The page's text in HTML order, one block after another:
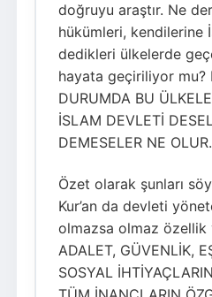
doğruyu araştır. Ne
hükümleri, kendilerine
dedikleri ülkelerde
hayata geçiriliyor mu?
DURUMDA BU
İSLAM DEVLETİ
DEMESELER NE OLUR.
Özet olarak şunları
Kur’an da devleti
olmazsa olmaz özellik
ADALET, GÜVENLİK,
SOSYAL